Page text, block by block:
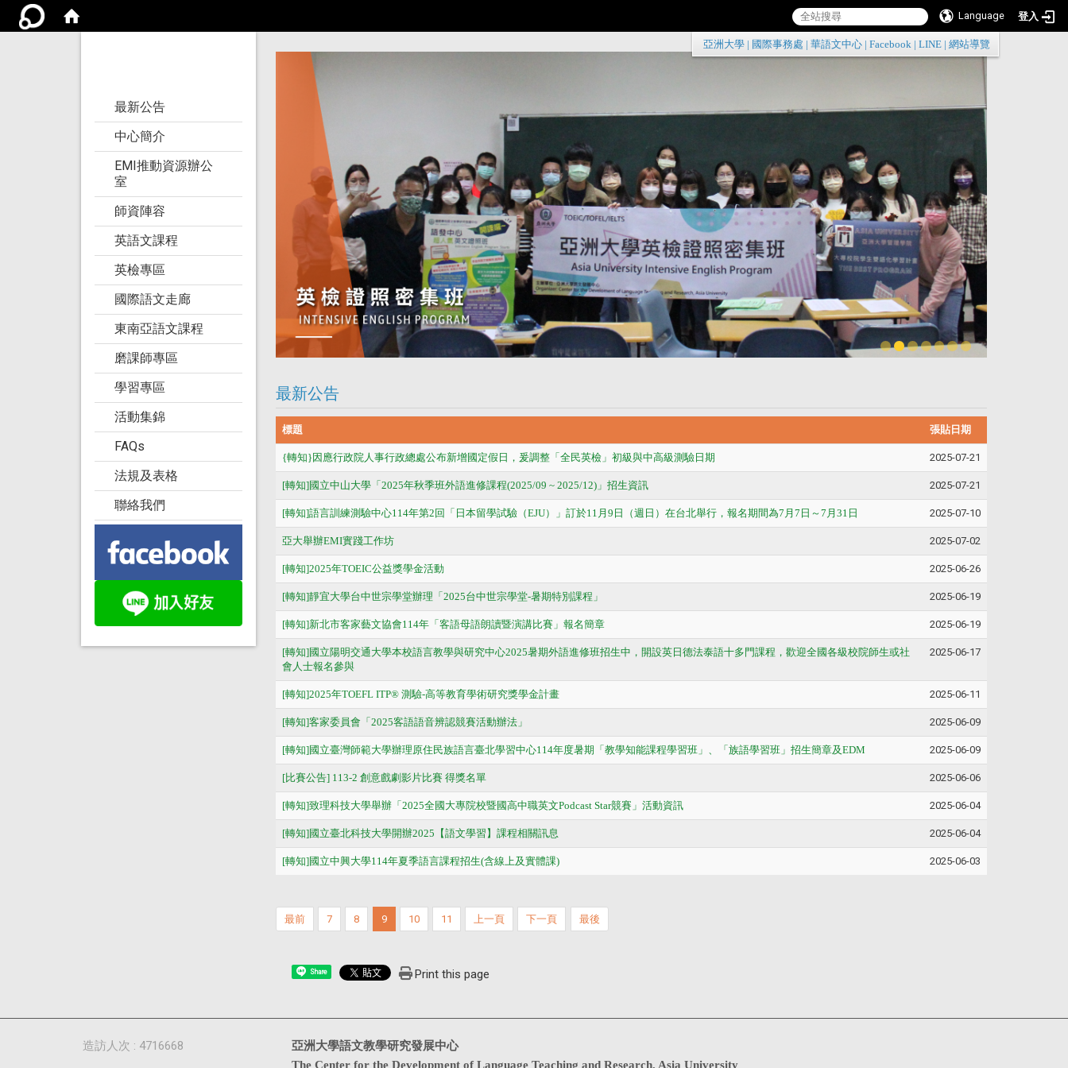
Language 登入
:::
亞洲大學 國際事務處 華語文中心 Facebook LINE 網站導覽
最新公告
中心簡介
EMI推動資源辦公
室
師資陣容
英語文課程
英檢專區
國際語文走廊
東南亞語文課程
磨課師專區
學習專區
活動集錦
FAQs
法規及表格
聯絡我們
最新公告
標題 張貼日期
{轉知}因應行政院人事行政總處公布新增國定假日，爰調整「全民英檢」初級與中高級測驗日期 2025-07-21
[轉知]國立中山大學「2025年秋季班外語進修課程(2025/09 ~ 2025/12)」招生資訊 2025-07-21
[轉知]語言訓練測驗中心114年第2回「日本留學試驗（EJU）」訂於11月9日（週日）在台北舉行，報名期間為7月7日～7月31日 2025-07-10
亞大舉辦EMI實踐工作坊 2025-07-02
[轉知]2025年TOEIC公益獎學金活動 2025-06-26
[轉知]靜宜大學台中世宗學堂辦理「2025台中世宗學堂-暑期特別課程」 2025-06-19
[轉知]新北市客家藝文協會114年「客語母語朗讀暨演講比賽」報名簡章 2025-06-19
[轉知]國立陽明交通大學本校語言教學與研究中心2025暑期外語進修班招生中，開設英日德法泰語十多門課程，歡迎全國各級校院師生或社
會人士報名參與
2025-06-17
[轉知]2025年TOEFL ITP® 測驗-高等教育學術研究獎學金計畫 2025-06-11
[轉知]客家委員會「2025客語語音辨認競賽活動辦法」 2025-06-09
[轉知]國立臺灣師範大學辦理原住民族語言臺北學習中心114年度暑期「教學知能課程學習班」、「族語學習班」招生簡章及EDM 2025-06-09
[比賽公告] 113-2 創意戲劇影片比賽 得獎名單 2025-06-06
[轉知]致理科技大學舉辦「2025全國大專院校暨國高中職英文Podcast Star競賽」活動資訊 2025-06-04
[轉知]國立臺北科技大學開辦2025【語文學習】課程相關訊息 2025-06-04
[轉知]國立中興大學114年夏季語言課程招生(含線上及實體課) 2025-06-03
最前 7 8 9 10 11 上一頁 下一頁 最後
Share Print this page
亞洲大學語文教學研究發展中心
The Center for the Development of Language Teaching and Research, Asia University
造訪人次 : 4716668